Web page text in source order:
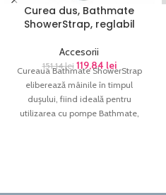
Curea dus, Bathmate
ShowerStrap, reglabil
Accesorii
151,14lei 119,84 lei
Cureaua Bathmate ShowerStrap
eliberează mâinile în timpul
dușului, fiind ideală pentru
utilizarea cu pompe Bathmate,